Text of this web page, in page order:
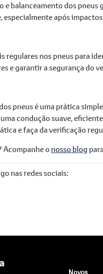
e balanceamento dos pneus
especialmente após
regulares nos pneus para
e garantir a segurança do
pneus é uma prática
condução suave,
e faça da verificação
Acompanhe o nosso blog
nas redes sociais:
Novos